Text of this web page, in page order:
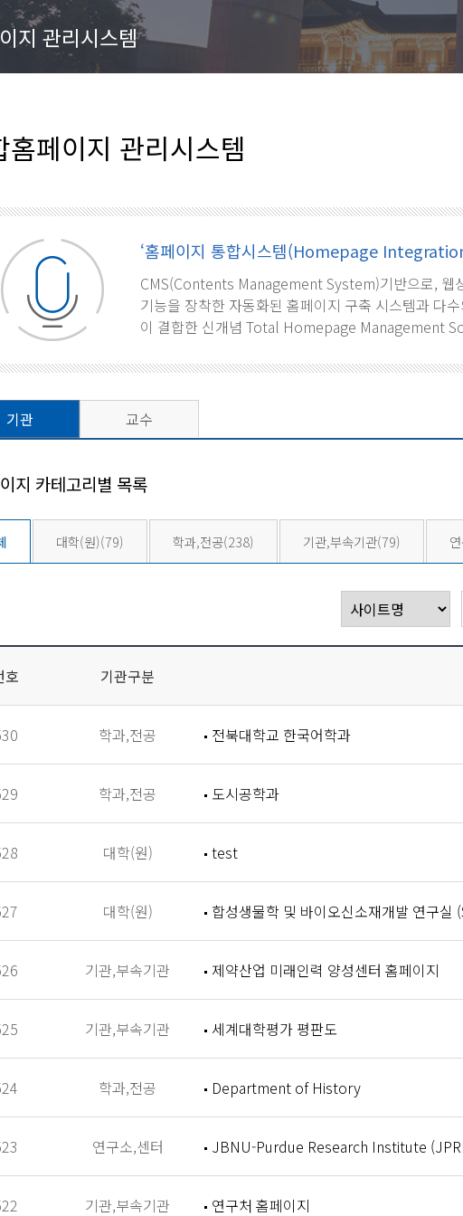
지 관리시스템
홈페이지 관리시스템
‘홈페이지 통합시스템(Homepage
CMS(Contents Management System)기반으로, 웹
기능을 장착한 자동화된 홈페이지 구축 시스템과 다
이 결합한 신개념 Total Homepage Management
기관 교수
지 카테고리별 목록
대학(원)(79) 학과,전공(238) 기관,부속기관(79)
호 기관구분
학과,전공 전북대학교 한국어학과
학과,전공 도시공학과
대학(원) test
대학(원) 합성생물학 및 바이오신소재개발 연구
기관,부속기관 제약산업 미래인력 양성센터 홈페이지
기관,부속기관 세계대학평가 평판도
학과,전공 Department of History
연구소,센터 JBNU-Purdue Research Institute
기관,부속기관 연구처 홈페이지